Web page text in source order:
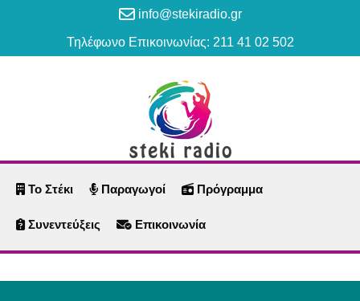
info@stekiradio.gr
Τηλέφωνο Επικοινωνίας: 211 41 02 502
Το Στέκι Παραγωγοί Πρόγραμμα
Συνεντεύξεις Επικοινωνία